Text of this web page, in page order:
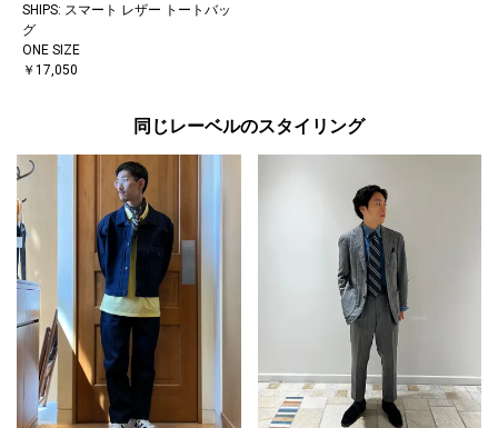
SHIPS: スマート レザー トートバッ
グ
ONE SIZE
￥17,050
同じレーベルのスタイリング